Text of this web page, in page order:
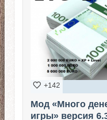
+142
Мод «Много
игры» версия